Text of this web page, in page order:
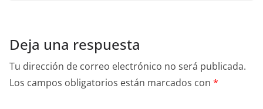
Deja una respuesta
Tu dirección de correo electrónico no será publicada.
Los campos obligatorios están marcados con *